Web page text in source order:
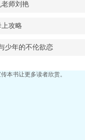
老师刘艳
上攻略
少年的不伦欲恋
本书让更多读者欣赏。